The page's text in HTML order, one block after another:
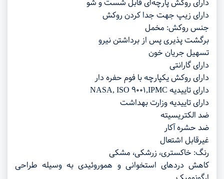
دارای روکش پارچه‌ای قابل شست و شو
دارای زیپ جهت جدا کردن روکش
جنس روکش: مخمل
برگشت پذیری پس از برداشتن نیرو
تسهیل جریان خون
دارای گارانتی
دارای روکش یکپارچه با فوم حفره دار
دارای تاییدیه NASA, ISO 9001,IPMC
دارای تاییدیه وزارت بهداشت
ضد الکتریسیته
ضد حشره آکار
غیرقابل اشتعال
رنگ: خاکستری، زرشکی، مشکی
کاهش دردهای استخوانی و هموروئیدی به وسیله طراحی